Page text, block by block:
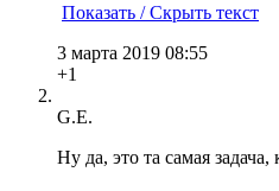
Показать / Скрыть текст
3 марта 2019 08:55
+1
G.E.
Ну да, это та самая